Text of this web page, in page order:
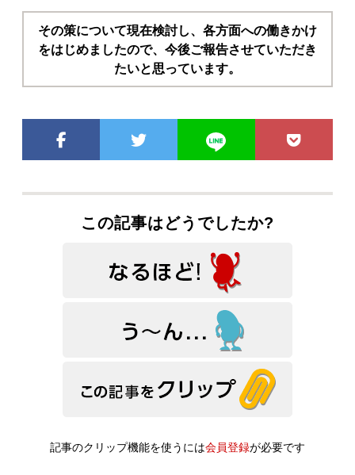
その策について現在検討し、各方面への働きかけ
をはじめましたので、今後ご報告させていただき
たいと思っています。
この記事はどうでしたか?
記事のクリップ機能を使うには会員登録が必要です